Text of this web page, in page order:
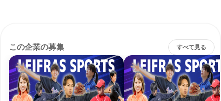
この企業の募集 すべて見る